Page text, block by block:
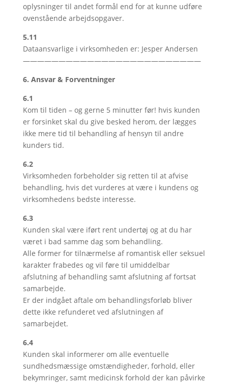
oplysninger til andet formål end for at kunne udføre
ovenstående arbejdsopgaver.
5.11
Dataansvarlige i virksomheden er: Jesper Andersen
—————————————————————————
6. Ansvar & Forventninger
6.1
Kom til tiden – og gerne 5 minutter før! hvis kunden
er forsinket skal du give besked herom, der lægges
ikke mere tid til behandling af hensyn til andre
kunders tid.
6.2
Virksomheden forbeholder sig retten til at afvise
behandling, hvis det vurderes at være i kundens og
virksomhedens bedste interesse.
6.3
Kunden skal være iført rent undertøj og at du har
været i bad samme dag som behandling.
Alle former for tilnærmelse af romantisk eller seksuel
karakter frabedes og vil føre til umiddelbar
afslutning af behandling samt afslutning af fortsat
samarbejde.
Er der indgået aftale om behandlingsforløb bliver
dette ikke refunderet ved afslutningen af
samarbejdet.
6.4
Kunden skal informerer om alle eventuelle
sundhedsmæssige omstændigheder, forhold, eller
bekymringer, samt medicinsk forhold der kan påvirke